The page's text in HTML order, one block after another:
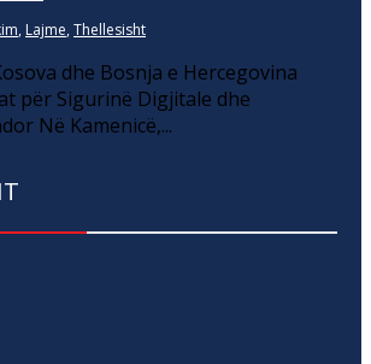
, Lajme, Thellesisht
dhe Bosnja e Hercegovina
për Sigurinë Digjitale dhe
Në Kamenicë,...